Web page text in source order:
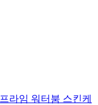
라임 워터붐 스킨케